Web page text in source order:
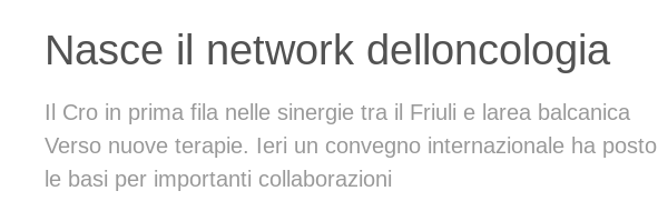
Nasce il network delloncologia
Il Cro in prima fila nelle sinergie tra il Friuli e larea balcanica
Verso nuove terapie. Ieri un convegno internazionale ha posto
le basi per importanti collaborazioni